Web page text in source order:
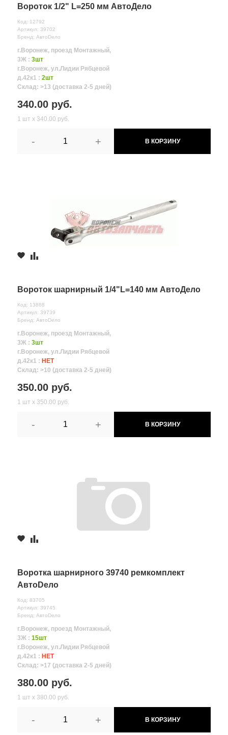
Вороток 1/2" L=250 мм АвтоДело
Код: 12792
Артикул: 39702
Бренд: АвтоDело
г.Воронеж, проезд Монтажный,
3Ж : 3шт
г.Воронеж, ул.Лидии Рябцевой
д.42к1 : 2шт
Склад: >13 (доставка 2-5 дней)
340.00 руб.
1 шт х 340.00 руб.
- + В КОРЗИНУ
Вороток шарнирный 1/4"L=140 мм АвтоДело
Код: 13868
Артикул: 39739
Бренд: АвтоDело
г.Воронеж, проезд Монтажный,
3Ж : 3шт
г.Воронеж, ул.Лидии Рябцевой
д.42к1 : НЕТ
Склад: >10 (доставка 2-5 дней)
350.00 руб.
1 шт х 350.00 руб.
- + В КОРЗИНУ
Воротка шарнирного 39740 ремкомплект
АвтоDело
Код: 83705
Артикул: 39745
Бренд: АвтоDело
г.Воронеж, проезд Монтажный,
3Ж : 15шт
г.Воронеж, ул.Лидии Рябцевой
д.42к1 : НЕТ
Склад: >17 (доставка 2-5 дней)
380.00 руб.
1 шт х 380.00 руб.
- + В КОРЗИНУ